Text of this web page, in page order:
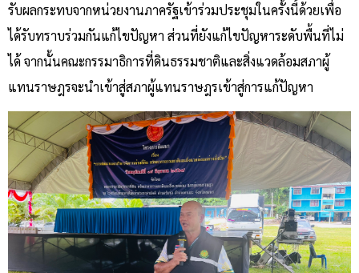
รับผลกระทบจากหน่วยงานภาครัฐเข้าร่วมประชุมในครั้งนี้ด้วยเพื่อ
ได้รับทราบร่วมกันแก้ไขปัญหา ส่วนที่ยังแก้ไขปัญหาระดับพื้นที่ไม่
ได้ จากนั้นคณะกรรมาธิการที่ดินธรรมชาติและสิ่งแวดล้อมสภาผู้
แทนราษฎรจะนำเข้าสู่สภาผู้แทนราษฎรเข้าสู่การแก้ปัญหา